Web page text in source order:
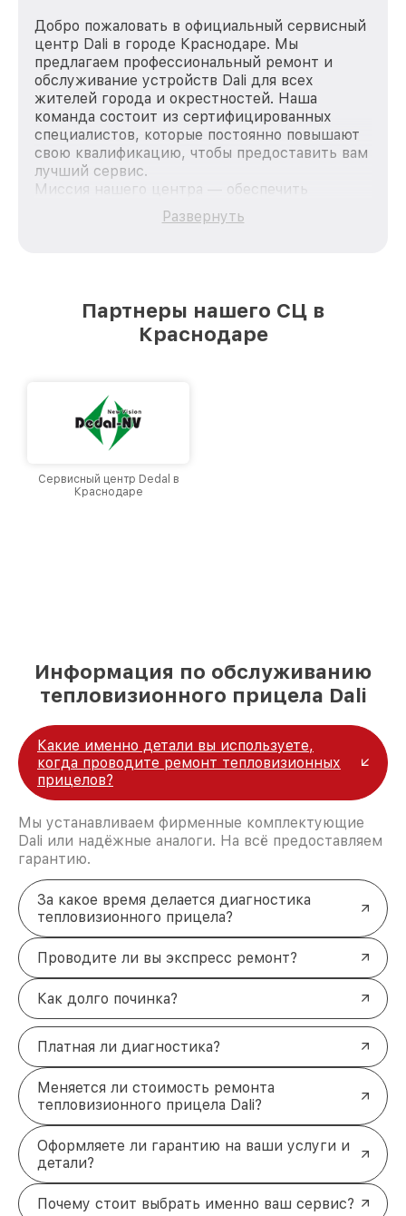
Добро пожаловать в официальный сервисный
центр Dali в городе Краснодаре. Мы
предлагаем профессиональный ремонт и
обслуживание устройств Dali для всех
жителей города и окрестностей. Наша
команда состоит из сертифицированных
специалистов, которые постоянно повышают
свою квалификацию, чтобы предоставить вам
лучший сервис.
Миссия нашего центра — обеспечить
качественный и доступный ремонт для
каждого пользователя продукции Dali, вне
лучшим сервисным центром Dali в городе
Краснодаре, постоянно повышая уровень
Развернуть
Партнеры нашего СЦ в
Краснодаре
Сервисный центр Dedal в
Краснодаре
Информация по обслуживанию
тепловизионного прицела Dali
Какие именно детали вы используете,
когда проводите ремонт тепловизионных
прицелов?
Мы устанавливаем фирменные комплектующие
Dali или надёжные аналоги. На всё предоставляем
гарантию.
За какое время делается диагностика
тепловизионного прицела?
Проводите ли вы экспресс ремонт?
Как долго починка?
Платная ли диагностика?
Меняется ли стоимость ремонта
тепловизионного прицела Dali?
Оформляете ли гарантию на ваши услуги и
детали?
Почему стоит выбрать именно ваш сервис?